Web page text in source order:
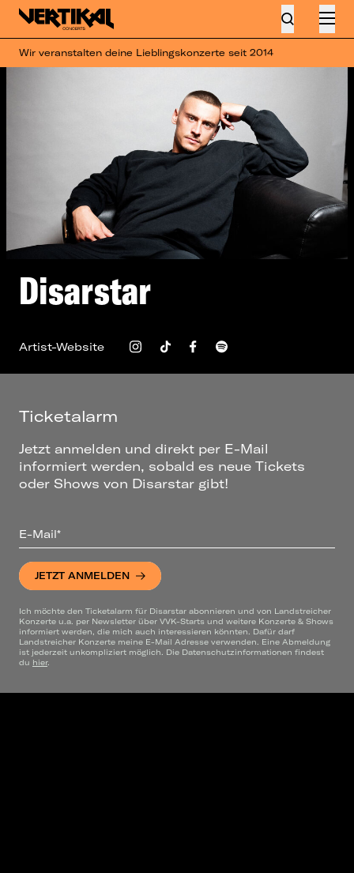
Wir veranstalten deine Lieblingskonzerte seit 2014
Disarstar
Artist-Website
Ticketalarm
Jetzt anmelden und direkt per E-Mail
informiert werden, sobald es neue Tickets
oder Shows von Disarstar gibt!
E-Mail*
JETZT ANMELDEN
Ich möchte den Ticketalarm für Disarstar abonnieren und von Landstreicher
Konzerte u.a. per Newsletter über VVK-Starts und weitere Konzerte & Shows
informiert werden, die mich auch interessieren könnten. Dafür darf
Landstreicher Konzerte meine E-Mail Adresse verwenden. Eine Abmeldung
ist jederzeit unkompliziert möglich. Die Datenschutzinformationen findest
du hier.